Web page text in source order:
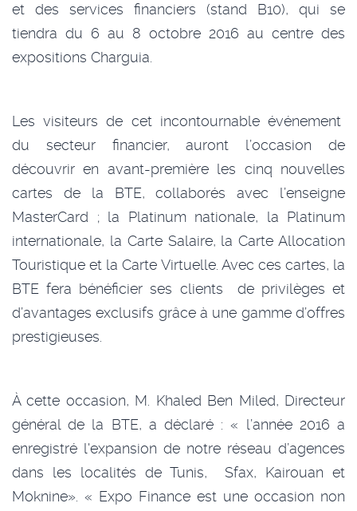
et des services financiers (stand B10), qui se
tiendra du 6 au 8 octobre 2016 au centre des
expositions Charguia.
Les visiteurs de cet incontournable événement
du secteur financier, auront l’occasion de
découvrir en avant-première les cinq nouvelles
cartes de la BTE, collaborés avec l’enseigne
MasterCard ; la Platinum nationale, la Platinum
internationale, la Carte Salaire, la Carte Allocation
Touristique et la Carte Virtuelle. Avec ces cartes, la
BTE fera bénéficier ses clients de privilèges et
d’avantages exclusifs grâce à une gamme d’offres
prestigieuses.
Àcette occasion, M. Khaled Ben Miled, Directeur
général de la BTE, a déclaré : « l’année 2016 a
enregistré l'expansion de notre réseau d’agences
dans les localités de Tunis,
Sfax, Kairouan et
Moknine». « Expo Finance est une occasion non